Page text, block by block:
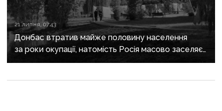
21 липня, 07:43
Донбас втратив майже половину населення
за роки окупації, натомість Росія масово заселяє
регіон своїми громадянами — ГУР